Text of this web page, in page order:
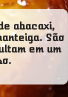
abacaxi,
São
em um